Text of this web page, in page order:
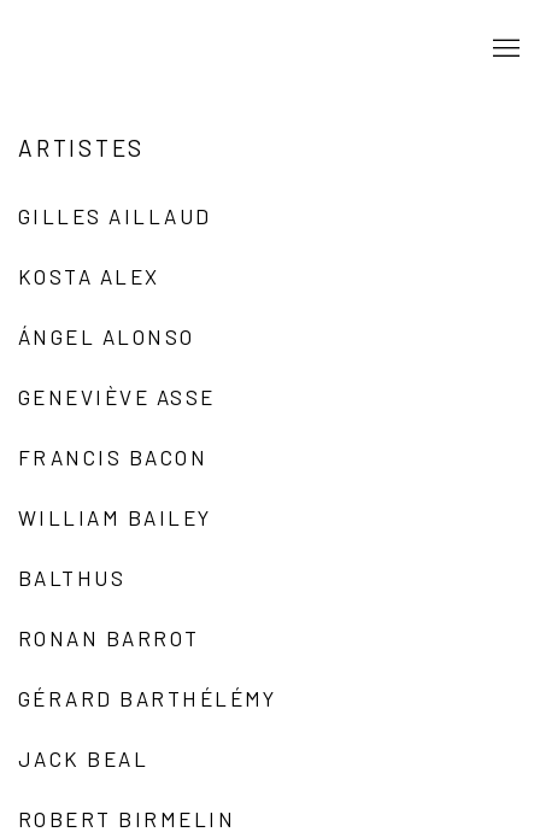
ARTISTES
GILLES AILLAUD
KOSTA ALEX
ÁNGEL ALONSO
GENEVIÈVE ASSE
FRANCIS BACON
WILLIAM BAILEY
BALTHUS
RONAN BARROT
GÉRARD BARTHÉLÉMY
JACK BEAL
ROBERT BIRMELIN